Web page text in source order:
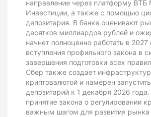
направление через платформу ВТБ
Инвестиции, а также с помощью
депозитария. В банке оценивают
десятков миллиардов рублей и
начнет полноценно работать в 2027
вступления профильного закона в
завершения подготовки всех
Сбер также создает
криптовалютой и намерен
депозитарий к 1 декабря 2026
принятие закона о регулировании
важным шагом для развития рынка